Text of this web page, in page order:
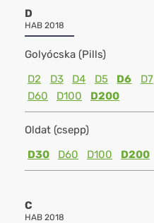
D
HAB 2018
Golyócska (Pills)
D2
D3 D4 D5 D6 D7
D60
D100 D200
Oldat (csepp)
D30
D60 D100 D200
C
HAB 2018